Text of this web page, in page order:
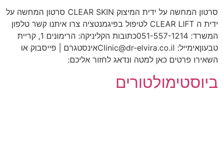
סרטון המחשה על ידית המיצוק CLEAR SKIN סרטון המחשה על
ידית ה CLEAR LIFT לטיפול בפיגמנטציה צרו איתנו קשר טלפון
המשרד: 051-557-1214כתובות הקליניקה: הרימונים 1, קריית
טבעוןאימייל: Clinic@dr-elvira.co.ilאינסטגרם | פייסבוק או
השאירו פרטים כאן למטה ונדאג לחזור אליכם:
ביוסטימולטורים